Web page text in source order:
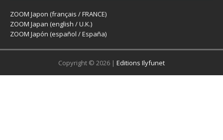
ZOOM Japon (français / FRANCE)
ZOOM Japan (english / U.K.)
ZOOM Japón (español / España)
Copyright © 2026 | Editions Ilyfunet